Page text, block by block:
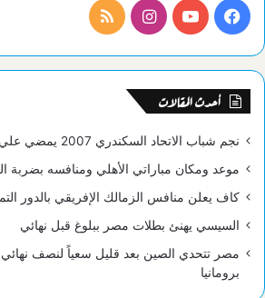
فيسبوكيوتيوبانستقرامملخص
الموقع
أحدث المقالات
نجم شباب الاتحاد السكندري 2007 يمضي علي أولي خطوات الإحتراف
موعد ومكان مباراتي الأهلي ومنافسه بضربة
كاف يعلن منافس الزمالك الإفريقي بالدور
السيسي يهنئ بطلات مصر ببلوغ قبل نهائي
مصر تتحدي الصين بعد قليل سعياً لنصف نهائي
برومانيا